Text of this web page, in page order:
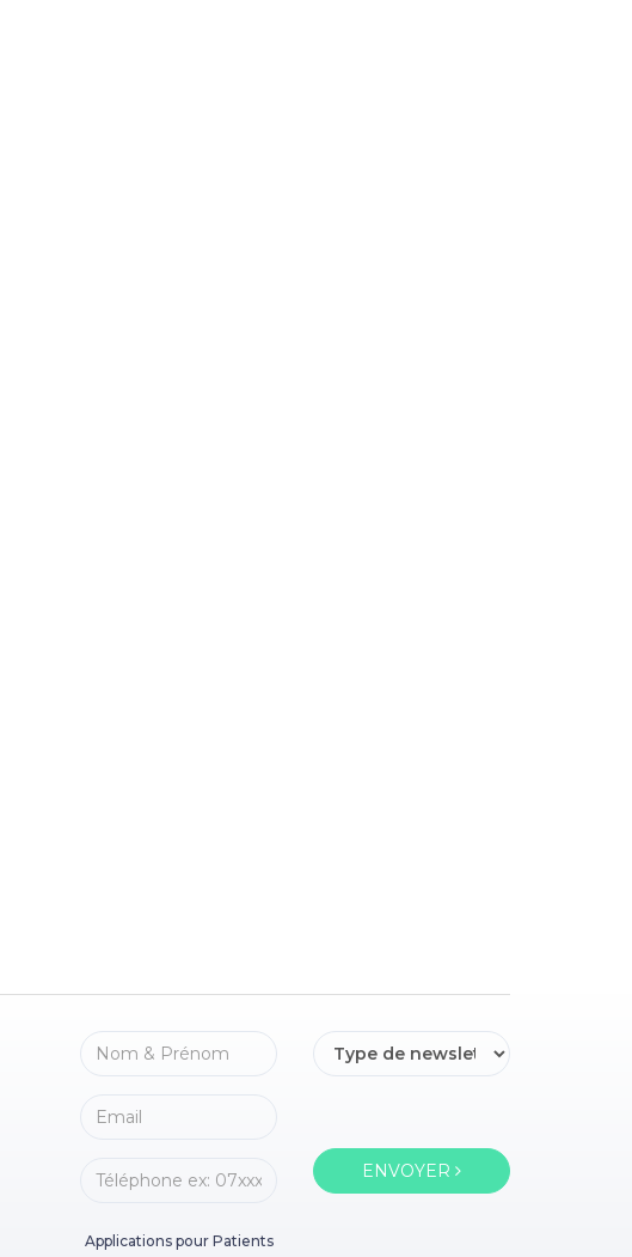
ENVOYER
Applications pour Patients